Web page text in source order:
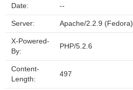
Date: --
Server: Apache/2.2.9 (Fedora)
X-Powered-
By:
PHP/5.2.6
Content-
Length:
497